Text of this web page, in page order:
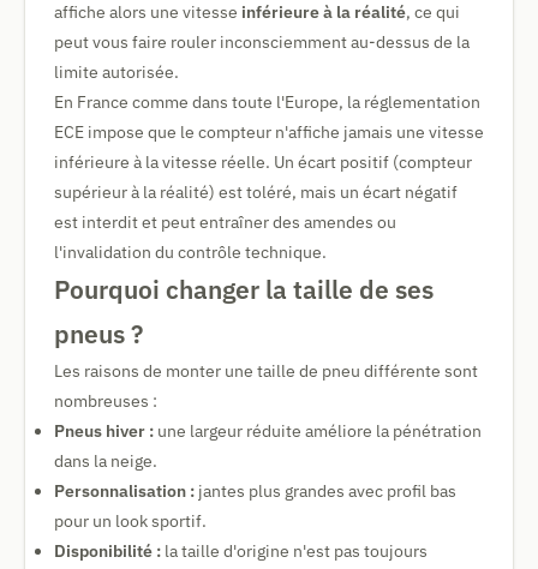
affiche alors une vitesse inférieure à la réalité, ce qui
peut vous faire rouler inconsciemment au-dessus de la
limite autorisée.
En France comme dans toute l'Europe, la réglementation
ECE impose que le compteur n'affiche jamais une vitesse
inférieure à la vitesse réelle. Un écart positif (compteur
supérieur à la réalité) est toléré, mais un écart négatif
est interdit et peut entraîner des amendes ou
l'invalidation du contrôle technique.
Pourquoi changer la taille de ses
pneus ?
Les raisons de monter une taille de pneu différente sont
nombreuses :
Pneus hiver : une largeur réduite améliore la pénétration
dans la neige.
Personnalisation : jantes plus grandes avec profil bas
pour un look sportif.
Disponibilité : la taille d'origine n'est pas toujours